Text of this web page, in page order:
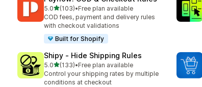
5.0เต็ม 5 ดาว
(103)
ทั้งหมด 103 รีวิว
•Free plan available
COD fees, payment and delivery rules
with checkout validations
Built for Shopify
Shipy ‑ Hide Shipping Rules
5.0เต็ม 5 ดาว
(133)
ทั้งหมด 133 รีวิว
•Free plan available
Control your shipping rates by multiple
conditions at checkout